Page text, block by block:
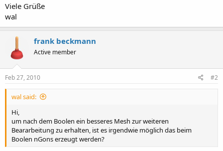
Viele Grüße
wal
frank beckmann
Active member
Feb 27, 2010 #2
wal said:
Hi,
um nach dem Boolen ein besseres Mesh zur weiteren
Beararbeitung zu erhalten, ist es irgendwie möglich das beim
Boolen nGons erzeugt werden?